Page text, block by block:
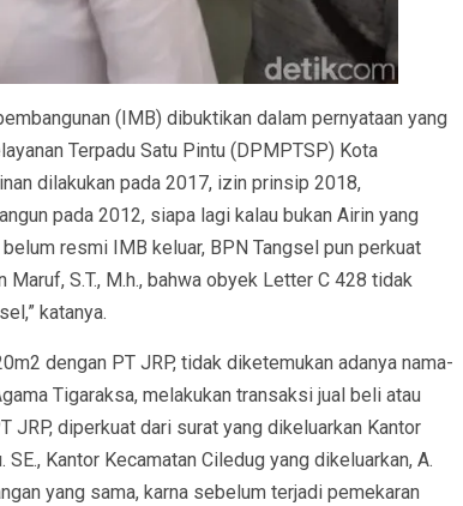
(IMB) dibuktikan dalam pernyataan yang
Terpadu Satu Pintu (DPMPTSP) Kota
dilakukan pada 2017, izin prinsip 2018,
pada 2012, siapa lagi kalau bukan Airin yang
resmi IMB keluar, BPN Tangsel pun perkuat
S.T., M.h., bahwa obyek Letter C 428 tidak
katanya.
dengan PT JRP, tidak diketemukan adanya nama-
Tigaraksa, melakukan transaksi jual beli atau
JRP, diperkuat dari surat yang dikeluarkan Kantor
Kantor Kecamatan Ciledug yang dikeluarkan, A.
yang sama, karna sebelum terjadi pemekaran